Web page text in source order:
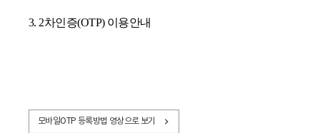
3. 2차인증(OTP) 이용안내
모바일OTP 등록방법 영상으로 보기